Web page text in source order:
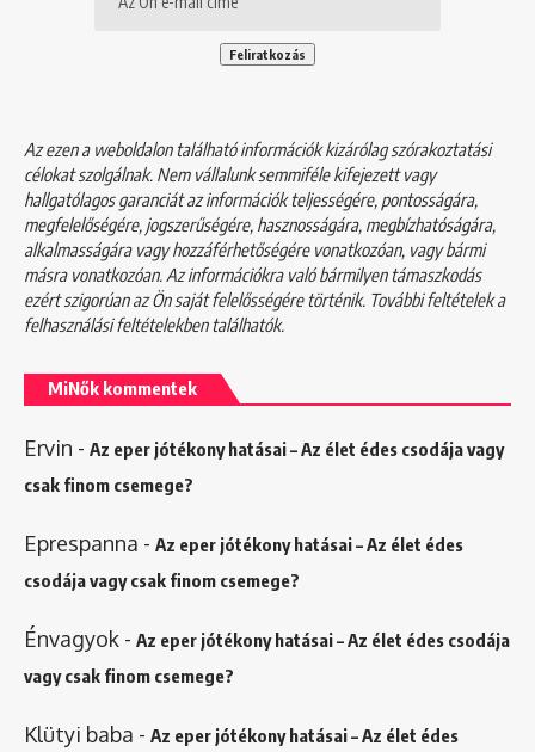
Az ezen a weboldalon található információk kizárólag szórakoztatási
célokat szolgálnak. Nem vállalunk semmiféle kifejezett vagy
hallgatólagos garanciát az információk teljességére, pontosságára,
megfelelőségére, jogszerűségére, hasznosságára, megbízhatóságára,
alkalmasságára vagy hozzáférhetőségére vonatkozóan, vagy bármi
másra vonatkozóan. Az információkra való bármilyen támaszkodás
ezért szigorúan az Ön saját felelősségére történik. További feltételek a
felhasználási feltételekbentalálhatók.
MiNők kommentek
Ervin - Az eper jótékony hatásai – Az élet édes csodája vagy
csak finom csemege?
Eprespanna - Az eper jótékony hatásai – Az élet édes
csodája vagy csak finom csemege?
Énvagyok - Az eper jótékony hatásai – Az élet édes csodája
vagy csak finom csemege?
Klütyi baba - Az eper jótékony hatásai – Az élet édes